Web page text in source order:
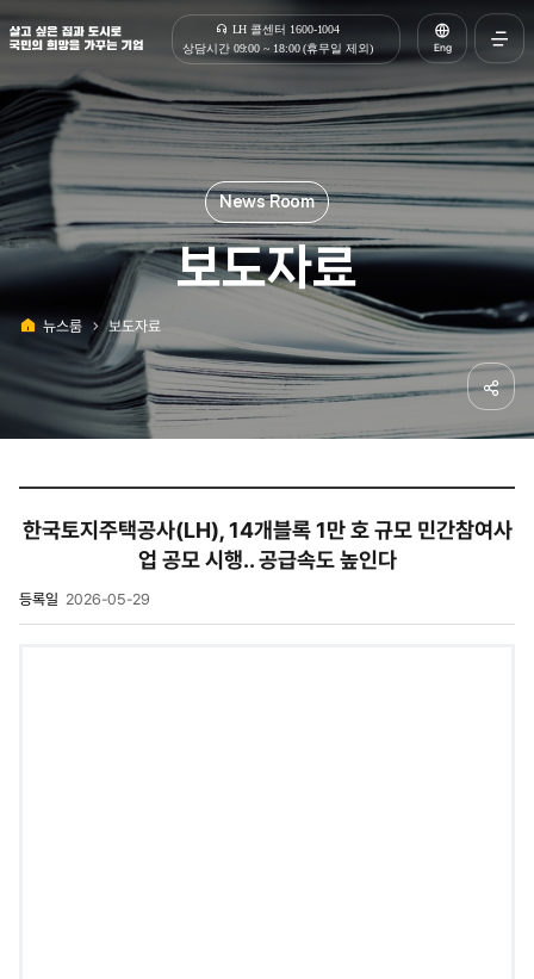
살고 싶은 집과 도시로 국민의 희망을 가꾸는 기업 | 한국토지주택공사
LH 콜센터 1600-1004
상담시간 09:00 ~ 18:00 (휴무일 제외)
Eng
전체
열기
보도자료
뉴스룸 보도자료
공유
한국토지주택공사(LH), 14개블록 1만 호 규모 민간참여사
업 공모 시행.. 공급속도 높인다
등록일 2026-05-29